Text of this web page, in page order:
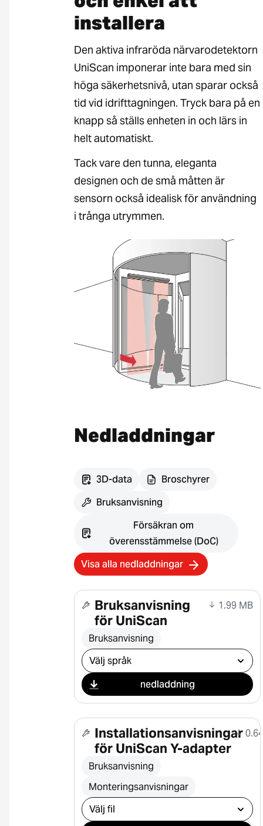
installera
Den aktiva infraröda närvarodetektorn
UniScan imponerar inte bara med sin
höga säkerhetsnivå, utan sparar också
tid vid idrifttagningen. Tryck bara på en
knapp så ställs enheten in och lärs in
helt automatiskt.
Tack vare den tunna, eleganta
designen och de små måtten är
sensorn också idealisk för användning
i trånga utrymmen.
Nedladdningar
3D-data
Broschyrer
Bruksanvisning
Försäkran om
överensstämmelse (DoC)
Visa alla nedladdningar
Bruksanvisning
för UniScan
1.99 MB
Bruksanvisning
Välj nedladdning
nedladdning
Installationsanvisningar
för UniScan Y-adapter
Bruksanvisning
Monteringsanvisningar
Välj nedladdning